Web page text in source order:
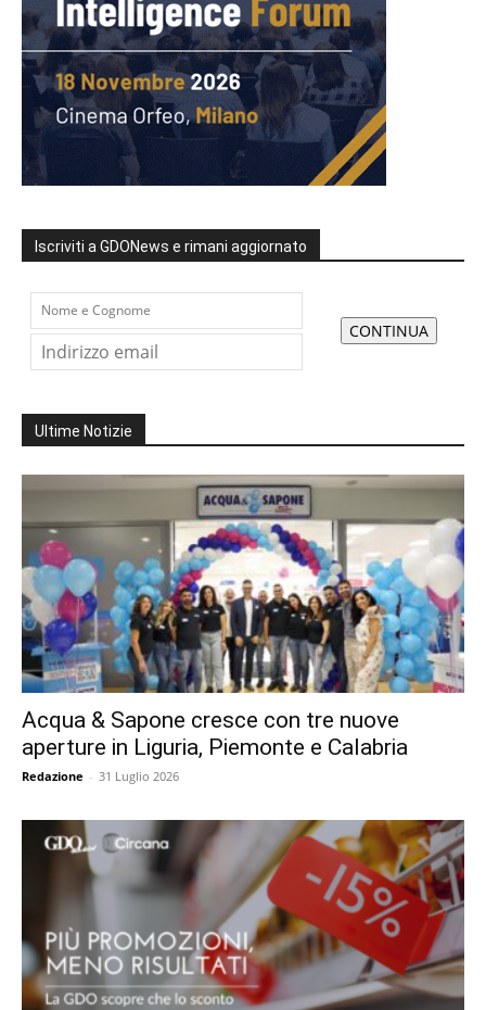
Iscriviti a GDONews e rimani aggiornato
Ultime Notizie
Acqua & Sapone cresce con tre nuove
aperture in Liguria, Piemonte e Calabria
Redazione - 31 Luglio 2026